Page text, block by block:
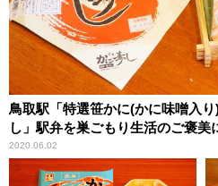
鳥取駅「特選笹かに(かに味噌入
し」駅弁を巣ごもり生活のご褒美
2020.06.02